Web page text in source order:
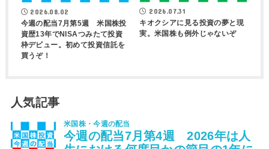
2026.08.02
今週の配当7月第5週 米国株投
資歴13年でNISAつみたて投資
枠デビュー。初めて投資信託を
買うぞ！
2026.07.31
キオクシアに見る投資の夢と現
実。米国株も例外じゃないぞ
人気記事